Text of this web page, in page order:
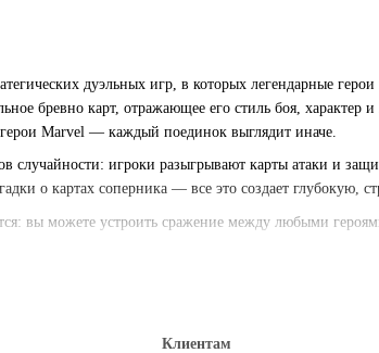
дуэльных игр, в которых легендарные
бревно карт, отражающее его стиль боя,
Marvel — каждый поединок выглядит иначе.
случайности: игроки разыгрывают карты атаки и
о картах соперника — все это создает глубокую,
вы можете устроить сражение между любыми
Клиентам